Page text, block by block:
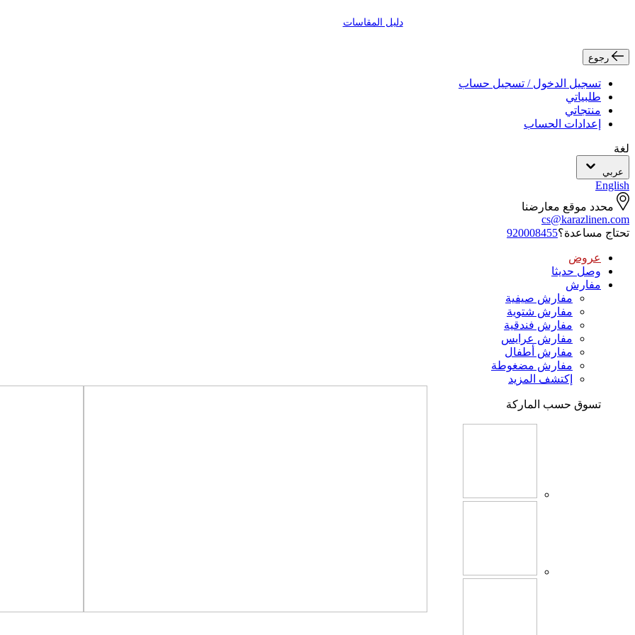
دليل المقاسات
رجوع
تسجيل الدخول / تسجيل حساب
طلبياتي
منتجاتي
إعدادات الحساب
لغة
عربي
English
محدد موقع معارضنا
cs@karazlinen.com
تحتاج مساعدة؟920008455
عروض
وصل حديثا
مفارش
مفارش صيفية
مفارش شتوية
مفارش فندقية
مفارش عرايس
مفارش أطفال
مفارش مضغوطة
إكتشف المزيد
تسوق حسب الماركة